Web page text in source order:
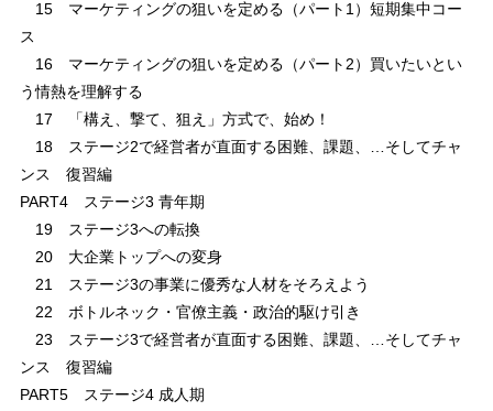
15 マーケティングの狙いを定める（パート1）短期集中コー
ス
16 マーケティングの狙いを定める（パート2）買いたいとい
う情熱を理解する
17 「構え、撃て、狙え」方式で、始め！
18 ステージ2で経営者が直面する困難、課題、…そしてチャ
ンス 復習編
PART4 ステージ3 青年期
19 ステージ3への転換
20 大企業トップへの変身
21 ステージ3の事業に優秀な人材をそろえよう
22 ボトルネック・官僚主義・政治的駆け引き
23 ステージ3で経営者が直面する困難、課題、…そしてチャ
ンス 復習編
PART5 ステージ4 成人期